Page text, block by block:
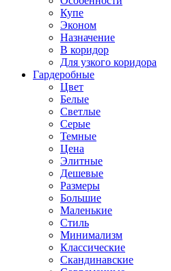
Купе
Эконом
Назначение
В коридор
Для узкого коридора
Гардеробные
Цвет
Белые
Светлые
Серые
Темные
Цена
Элитные
Дешевые
Размеры
Большие
Маленькие
Стиль
Минимализм
Классические
Скандинавские